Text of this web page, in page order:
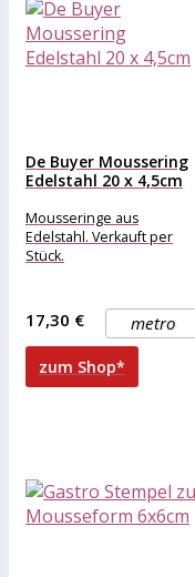
De Buyer Moussering
Edelstahl 20 x 4,5cm
Mousseringe aus
Edelstahl. Verkauft per
Stück.
metro
17,30 €
zum Shop*